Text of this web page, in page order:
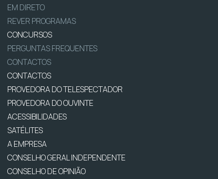
EM DIRETO
REVER PROGRAMAS
CONCURSOS
PERGUNTAS FREQUENTES
CONTACTOS
CONTACTOS
PROVEDORA DO TELESPECTADOR
PROVEDORA DO OUVINTE
ACESSIBILIDADES
SATÉLITES
A EMPRESA
CONSELHO GERAL INDEPENDENTE
CONSELHO DE OPINIÃO